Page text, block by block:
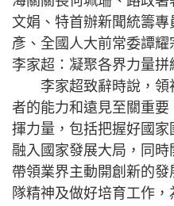
文娟、特首辦新聞統籌
彥、全國人大前常委譚耀
李家超：凝聚各界力量拼
李家超致辭時說，領
者的能力和遠見至關重
揮力量，包括把握好國
融入國家發展大局，同時
帶領業界主動開創新的
隊精神及做好培育工作